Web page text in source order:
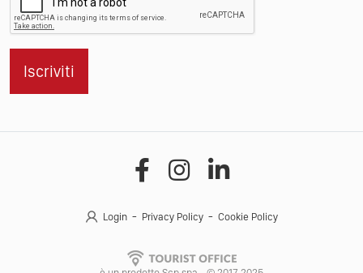
Iscriviti
Login Privacy Policy Cookie Policy